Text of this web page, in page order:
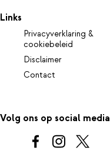
Links
Privacyverklaring &
cookiebeleid
Disclaimer
Contact
Volg ons op social media